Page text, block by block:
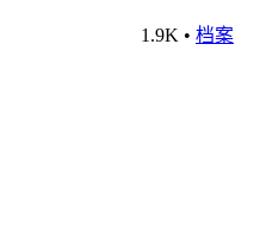
1.9K • 档案